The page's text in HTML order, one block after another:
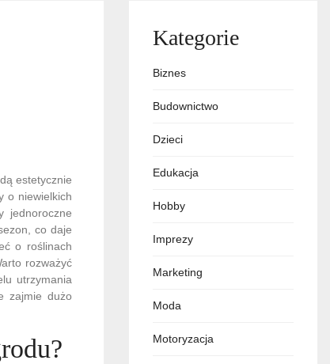
estetycznie
o niewielkich
jednoroczne
co daje
o roślinach
rozważyć
utrzymania
zajmie dużo
Kategorie
Biznes
Budownictwo
Dzieci
Edukacja
Hobby
Imprezy
Marketing
Moda
Motoryzacja